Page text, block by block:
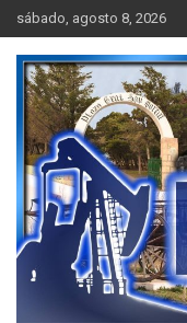
Skip
to
content
sábado, agosto 8, 2026